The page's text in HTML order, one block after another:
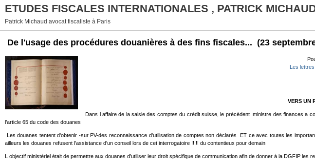
ETUDES FISCALES INTERNATIONALES , PATRICK
Patrick Michaud avocat fiscaliste à Paris
De l'usage des procédures douanières à des fins fiscales... (23
Les
VERS UN
Dans l affaire de la saisie des comptes du crédit suisse, le précédent ministre des finances a
l’article 65 du code des douanes
Les douanes tentent d'obtenir -sur PV-des reconnaissance d'utilisation de comptes non déclarés ET ce avec toutes les
ailleurs les douanes refusent l'assistance d'un conseil lors de cet interrogatoire !!!!! du contentieux pour demain
L objectif ministériel était de permettre aux douanes d’utiliser leur droit spécifique de communication afin de donner à la DGFIP